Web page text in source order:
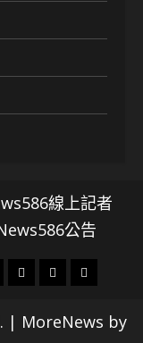
線上記者
公告
國
運
生
| MoreNews by